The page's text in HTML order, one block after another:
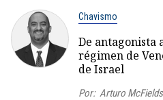
Chavismo
De antagonista
régimen de
de Israel
Por: Arturo McFields